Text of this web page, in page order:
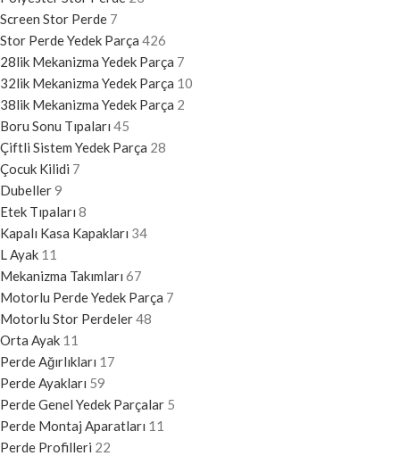
Screen Stor Perde 7
Stor Perde Yedek Parça 426
28lik Mekanizma Yedek Parça 7
32lik Mekanizma Yedek Parça 10
38lik Mekanizma Yedek Parça 2
Boru Sonu Tıpaları 45
Çiftli Sistem Yedek Parça 28
Çocuk Kilidi 7
Dubeller9
Etek Tıpaları 8
Kapalı Kasa Kapakları 34
L Ayak 11
Mekanizma Takımları 67
Motorlu Perde Yedek Parça 7
Motorlu Stor Perdeler48
Orta Ayak 11
Perde Ağırlıkları 17
Perde Ayakları 59
Perde Genel Yedek Parçalar 5
Perde Montaj Aparatları 11
Perde Profilleri 22